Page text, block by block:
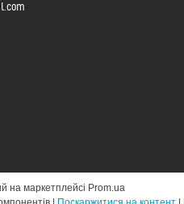
на маркетплейсі Prom.ua